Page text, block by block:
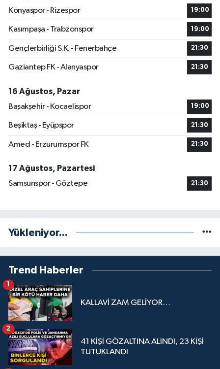
Konyaspor - Rizespor
19:00
Kasımpaşa - Trabzonspor 19:00
Gençlerbirliği S.K. - Fenerbahçe 21:30
Gaziantep FK - Alanyaspor 21:30
16 Ağustos, Pazar
Başakşehir - Kocaelispor
19:00
Beşiktaş - Eyüpspor 21:30
Amed - Erzurumspor FK 21:30
17 Ağustos, Pazartesi
Samsunspor - Göztepe
21:30
Yükleniyor...
Trend Haberler
KALLAVİ ZAM GELİYOR…
1
41 KİŞİ GÖZALTINA ALINDI, 23 KİŞİ
TUTUKLANDI
2